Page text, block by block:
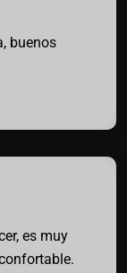
es muy
buenos